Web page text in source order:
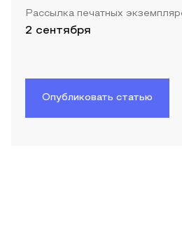
Рассылка печатных
2 сентября
Опубликовать статью